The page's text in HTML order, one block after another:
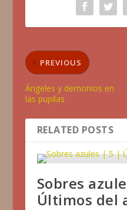
PREVIOUS
Ángeles y demonios en
las pupilas
RELATED POSTS
Sobres
Últimos del